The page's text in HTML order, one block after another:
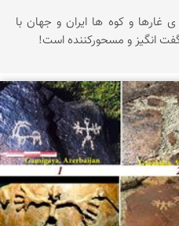
های بالدار بر دیواره ی غارها و کوه ها ایران و جهان با